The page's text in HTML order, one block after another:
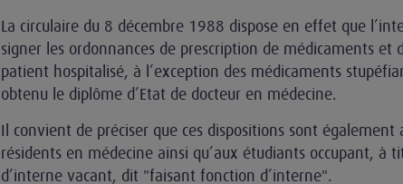
La circulaire du 8 décembre 1988 dispose en effet que
signer les ordonnances de prescription de médicaments et
patient hospitalisé, à l’exception des médicaments
obtenu le diplôme d’Etat de docteur en médecine.
Il convient de préciser que ces dispositions sont également
résidents en médecine ainsi qu’aux étudiants occupant, à
d’interne vacant, dit "faisant fonction d’interne".